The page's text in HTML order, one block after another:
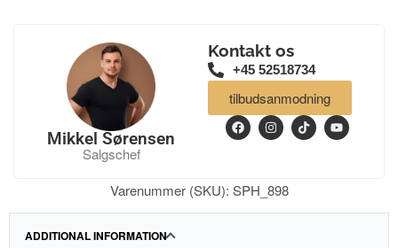
Kontakt os
+45 52518734
tilbudsanmodning
Mikkel Sørensen
Salgschef
Varenummer (SKU): SPH_898
ADDITIONAL INFORMATION